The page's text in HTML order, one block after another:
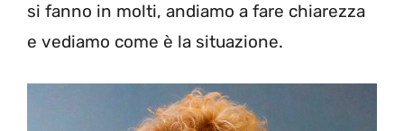
si fanno in molti, andiamo a fare chiarezza
e vediamo come è la situazione.